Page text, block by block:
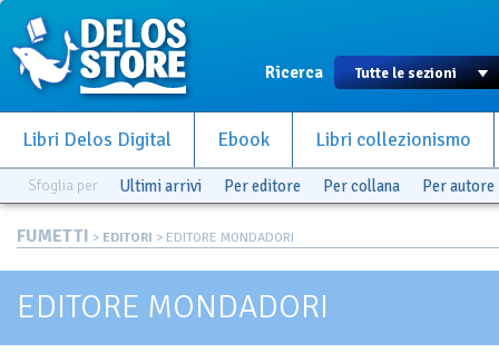
Ricerca
Libri Delos Digital Ebook Libri collezionismo
Sfoglia per Ultimi arrivi Per editore Per collana Per autore
FUMETTI > EDITORI > EDITORE MONDADORI
EDITORE MONDADORI